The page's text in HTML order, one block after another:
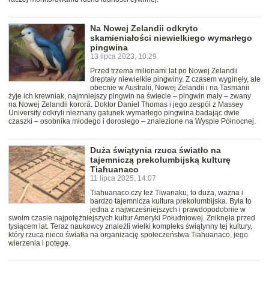
Na Nowej Zelandii odkryto
skamieniałości niewielkiego wymarłego
pingwina
13 lipca 2023, 10:29
Przed trzema milionami lat po Nowej Zelandii
dreptały niewielkie pingwiny. Z czasem wyginęły, ale
obecnie w Australii, Nowej Zelandii i na Tasmanii
żyje ich krewniak, najmniejszy pingwin na świecie – pingwin mały – zwany
na Nowej Zelandii kororā. Doktor Daniel Thomas i jego zespół z Massey
University odkryli nieznany gatunek wymarłego pingwina badając dwie
czaszki – osobnika młodego i dorosłego – znalezione na Wyspie Północnej.
Duża świątynia rzuca światło na
tajemniczą prekolumbijską kulturę
Tiahuanaco
11 lipca 2025, 14:07
Tiahuanaco czy też Tiwanaku, to duża, ważna i
bardzo tajemnicza kultura prekolumbijska. Była to
jedna z najwcześniejszych i prawdopodobnie w
swoim czasie najpotężniejszych kultur Ameryki Południowej. Zniknęła przed
tysiącem lat. Teraz naukowcy znaleźli wielki kompleks świątynny tej kultury,
który rzuca nieco światła na organizację społeczeństwa Tiahuanaco, jego
wierzenia i potęgę.